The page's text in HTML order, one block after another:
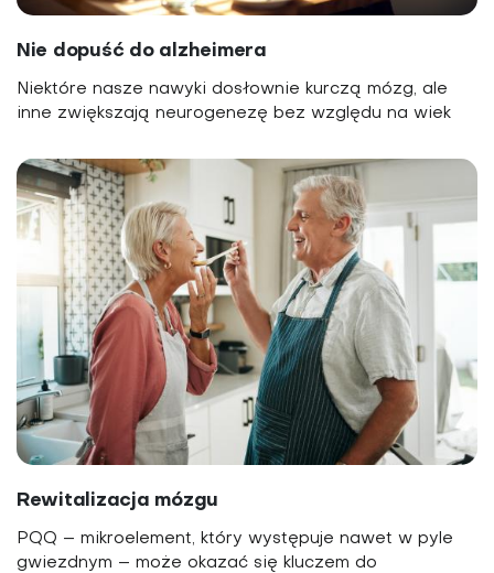
Nie dopuść do alzheimera
Niektóre nasze nawyki dosłownie kurczą mózg, ale
inne zwiększają neurogenezę bez względu na wiek
Rewitalizacja mózgu
PQQ – mikroelement, który występuje nawet w pyle
gwiezdnym – może okazać się kluczem do